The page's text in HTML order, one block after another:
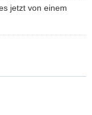
jetzt von einem